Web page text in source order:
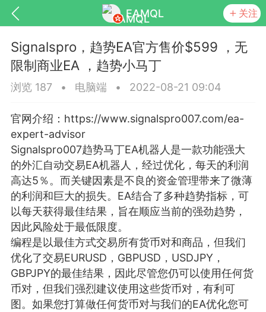
EAMQL 关注
匿名树洞
Lv.9 神隐会员 靓号
EA+
电脑端 趋势
狼行黄金一次一单1.1你们期待的一
EA它来了，主打高胜率没浮亏！
黄金一次一单1.0你们期待的一次一单
了，主打高胜率没浮亏！复利模式下 历
2026.03.17 数据表现...
Signalspro，趋势EA官方售价$599 ，无
限制商业EA ，趋势小马丁
浏览 187 • 电脑端 • 2022-08-21 09:04
官网介绍：https://www.signalspro007.com/ea-
expert-advisor
Signalspro007趋势马丁EA机器人是一款功能强大
的外汇自动交易EA机器人，经过优化，每天的利润
高达5％。而关键因素是不良的资金管理带来了微薄
的利润和巨大的损失。EA结合了多种趋势指标，可
以每天获得最佳结果，旨在顺应当前的强劲趋势，
因此风险处于最低限度。
编程是以最佳方式交易所有货币对和商品，但我们
优化了交易EURUSD，GBPUSD，USDJPY，
GBPJPY的最佳结果，因此尽管您仍可以使用任何货
币对，但我们强烈建议使用这些货币对，有利可
图。如果您打算做任何货币对与我们的EA优化您可